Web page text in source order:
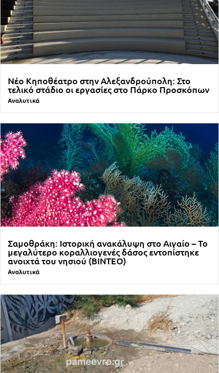
Νέο Κηποθέατρο στην Αλεξανδρούπολη: Στο
τελικό στάδιο οι εργασίες στο Πάρκο Προσκόπων
Αναλυτικά
Σαμοθράκη: Ιστορική ανακάλυψη στο Αιγαίο – Το
μεγαλύτερο κοραλλιογενές δάσος εντοπίστηκε
ανοιχτά του νησιού (ΒΙΝΤΕΟ)
Αναλυτικά